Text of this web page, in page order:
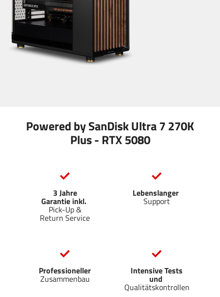
Powered by SanDisk Ultra 7 270K
Plus - RTX 5080
3 Jahre
Garantie inkl.
Pick-Up &
Return Service
Lebenslanger
Support
Professioneller
Zusammenbau
Intensive Tests
und
Qualitätskontrollen